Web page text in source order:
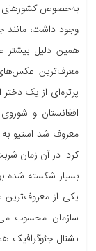
به‌خصوص کشورهای
وجود داشت، مانند
همین دلیل
معرف‌ترین
پرتره‌ای از یک
افغانستان و
معروف شد استیو به
بسیار شکسته شده
سازمان محسوب
نشنال جئوگرافیک